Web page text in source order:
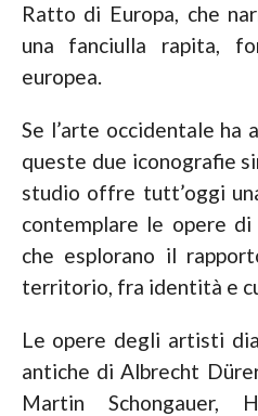
Ratto di Europa, che
una fanciulla rapita,
europea.
Se l’arte occidentale ha
queste due iconografie
studio offre tutt’oggi
contemplare le opere
che esplorano il
territorio, fra identità e
Le opere degli artisti
antiche di Albrecht
Martin Schongauer,